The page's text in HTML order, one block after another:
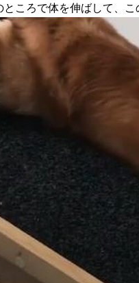
ところで体を伸ばして、